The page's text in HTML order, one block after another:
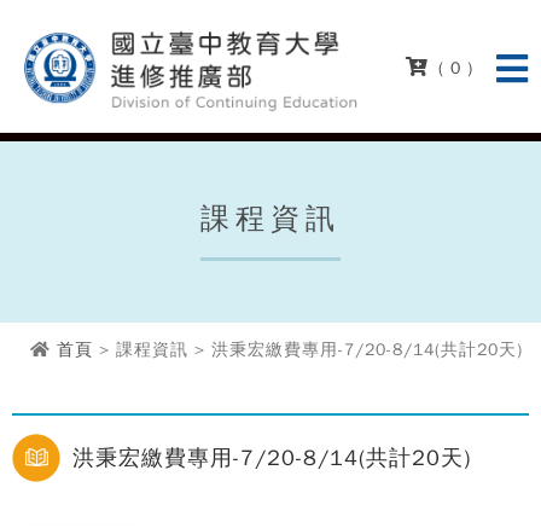
( 0 )
課程資訊
首頁 > 課程資訊 > 洪秉宏繳費專用-7/20-8/14(共計20天)
洪秉宏繳費專用-7/20-8/14(共計20天)